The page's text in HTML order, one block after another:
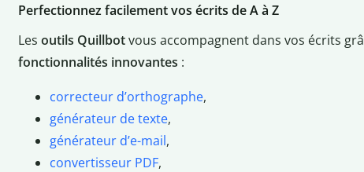
Perfectionnez facilement vos écrits de A à Z
Les outils Quillbotvous accompagnent dans vos écrits
fonctionnalités innovantes :
correcteur d’orthographe,
générateur de texte,
générateur d’e-mail,
convertisseur PDF,